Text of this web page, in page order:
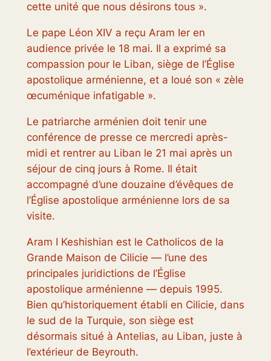
cette unité que nous désirons tous ».
Le pape Léon XIV a reçu Aram Ier en
audience privée le 18 mai. Il a exprimé sa
compassion pour le Liban, siège de l’Église
apostolique arménienne, et a loué son « zèle
œcuménique infatigable ».
Le patriarche arménien doit tenir une
conférence de presse ce mercredi après-
midi et rentrer au Liban le 21 mai après un
séjour de cinq jours à Rome. Il était
accompagné d’une douzaine d’évêques de
l’Église apostolique arménienne lors de sa
visite.
Aram I Keshishian est le Catholicos de la
Grande Maison de Cilicie — l’une des
principales juridictions de l’Église
apostolique arménienne — depuis 1995.
Bien qu’historiquement établi en Cilicie, dans
le sud de la Turquie, son siège est
désormais situé à Antelias, au Liban, juste à
l’extérieur de Beyrouth.